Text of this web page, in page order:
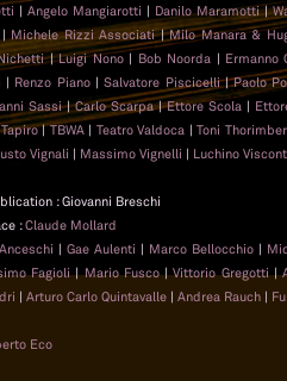
| Angelo Mangiarotti | Danilo Maramotti|
| Michele Rizzi Associati|Milo Manara &
|Luigi Nono| Bob Noorda | Ermanno
| Renzo Piano|Salvatore Piscicelli|Paolo
Sassi|Carlo Scarpa|Ettore Scola |
Tapiro|TBWA| Teatro Valdoca | Toni
Vignali | Massimo Vignelli | Luchino
: Giovanni Breschi
:Claude Mollard
| Gae Aulenti | Marco Bellocchio |
Fagioli|Mario Fusco|Vittorio Gregotti|
| Arturo Carlo Quintavalle | Andrea Rauch |
Eco